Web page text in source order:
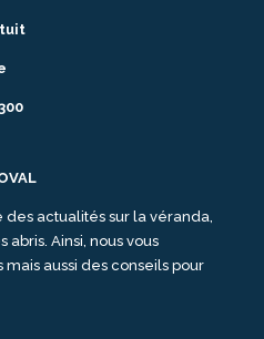
actualités sur la véranda,
Ainsi, nous vous
aussi des conseils pour